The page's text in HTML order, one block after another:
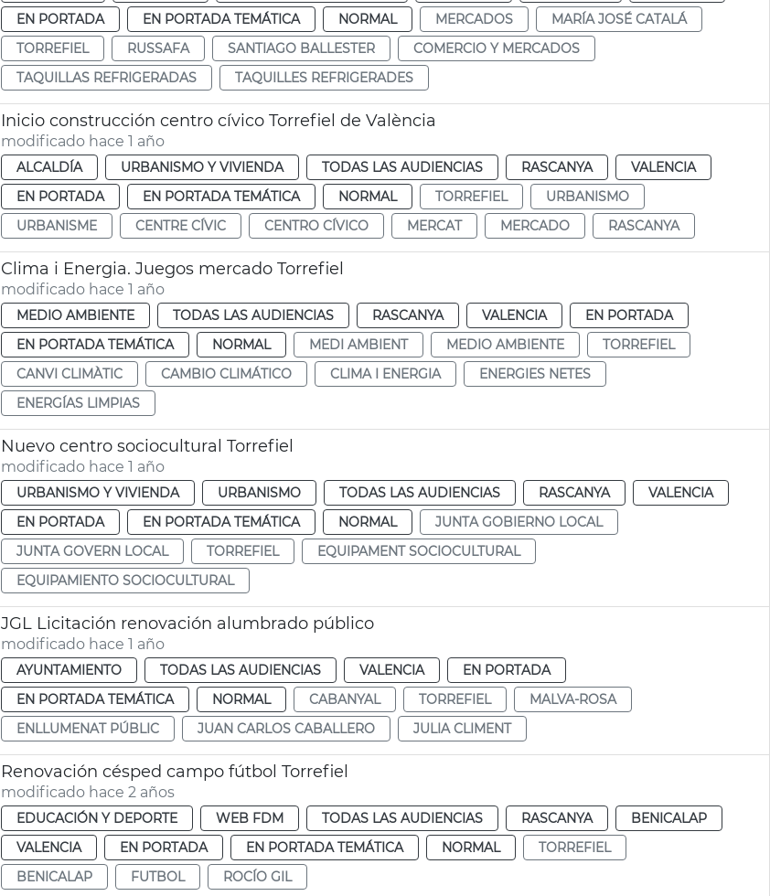
EN PORTADA
EN PORTADA TEMÁTICA NORMAL MERCADOS
MARÍA JOSÉ CATALÁ
TORREFIEL
RUSSAFA SANTIAGO BALLESTER
COMERCIO Y MERCADOS
TAQUILLAS REFRIGERADAS
TAQUILLES REFRIGERADES
Inicio construcción centro cívico Torrefiel de València
modificado hace 1 año
ALCALDÍA URBANISMO Y VIVIENDA TODAS LAS AUDIENCIAS RASCANYA
VALENCIA
EN PORTADA
EN PORTADA TEMÁTICA NORMAL TORREFIEL
URBANISMO
URBANISME
CENTRE CÍVIC CENTRO CÍVICO MERCAT MERCADO RASCANYA
Clima i Energia. Juegos mercado Torrefiel
modificado hace 1 año
MEDIO AMBIENTE TODAS LAS AUDIENCIAS RASCANYA VALENCIA
EN PORTADA
EN PORTADA TEMÁTICA
NORMAL MEDI AMBIENT MEDIO AMBIENTE
TORREFIEL
CANVI CLIMÀTIC
CAMBIO CLIMÁTICO CLIMA I ENERGIA
ENERGIES NETES
ENERGÍAS LIMPIAS
Nuevo centro sociocultural Torrefiel
modificado hace 1 año
URBANISMO Y VIVIENDA URBANISMO TODAS LAS AUDIENCIAS RASCANYA
VALENCIA
EN PORTADA
EN PORTADA TEMÁTICA NORMAL
JUNTA GOBIERNO LOCAL
JUNTA GOVERN LOCAL
TORREFIEL
EQUIPAMENT SOCIOCULTURAL
EQUIPAMIENTO SOCIOCULTURAL
JGL Licitación renovación alumbrado público
modificado hace 1 año
AYUNTAMIENTO TODAS LAS AUDIENCIAS VALENCIA
EN PORTADA
EN PORTADA TEMÁTICA
NORMAL CABANYAL TORREFIEL
MALVA-ROSA
ENLLUMENAT PÚBLIC
JUAN CARLOS CABALLERO JULIA CLIMENT
Renovación césped campo fútbol Torrefiel
modificado hace 2 años
EDUCACIÓN Y DEPORTE WEB FDM TODAS LAS AUDIENCIAS RASCANYA
BENICALAP
VALENCIA
EN PORTADA EN PORTADA TEMÁTICA NORMAL
TORREFIEL
BENICALAP
FUTBOL ROCÍO GIL